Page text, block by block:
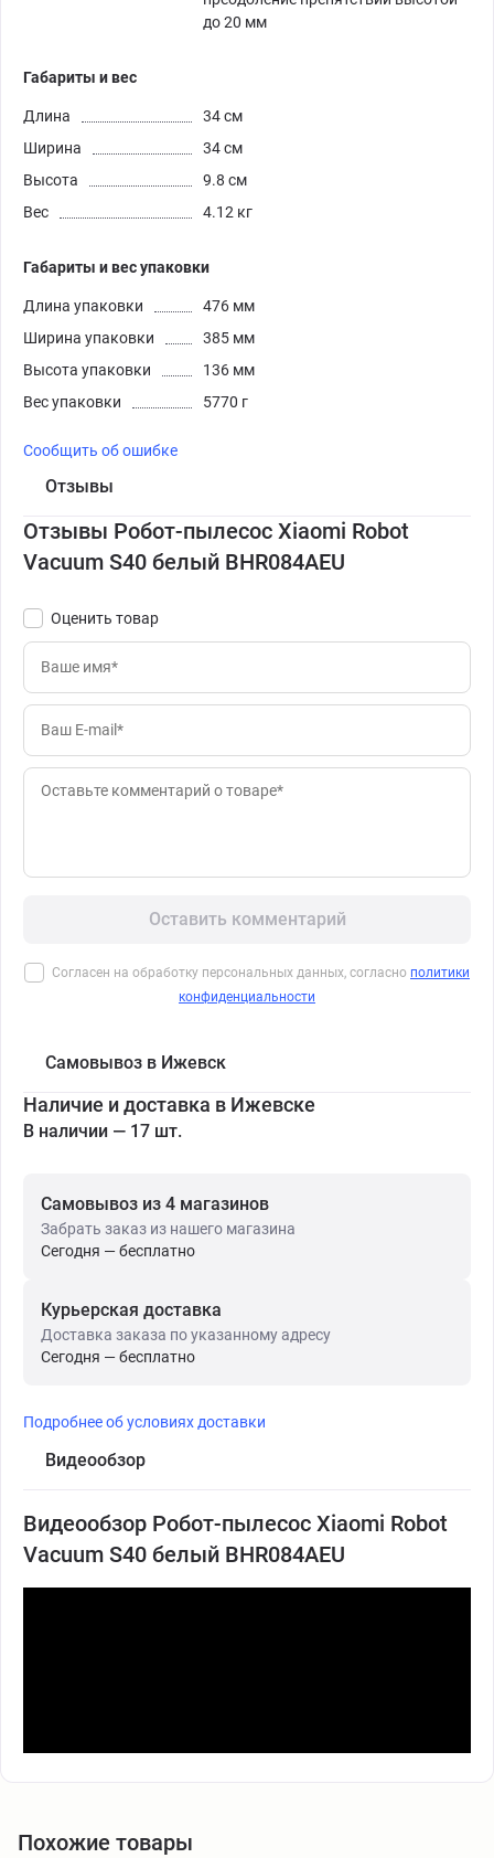
до 20 мм
Габариты и вес
Длина
34 см
Ширина
34 см
Высота
9.8 см
Вес
4.12 кг
Габариты и вес упаковки
Длина упаковки
476 мм
Ширина упаковки
385 мм
Высота упаковки
136 мм
Вес упаковки
5770 г
Сообщить об ошибке
Отзывы
Отзывы Робот-пылесос Xiaomi Robot
Vacuum S40 белый BHR084AEU
Оценить товар
Оставить комментарий
Согласен на обработку персональных данных, согласно политики
конфиденциальности
Самовывоз в Ижевск
Наличие и доставка в Ижевске
В наличии — 17 шт.
Самовывоз из 4 магазинов
Забрать заказ из нашего магазина
Сегодня — бесплатно
Курьерская доставка
Доставка заказа по указанному адресу
Сегодня — бесплатно
Подробнее об условиях доставки
Видеообзор
Видеообзор Робот-пылесос Xiaomi Robot
Vacuum S40 белый BHR084AEU
Похожие товары